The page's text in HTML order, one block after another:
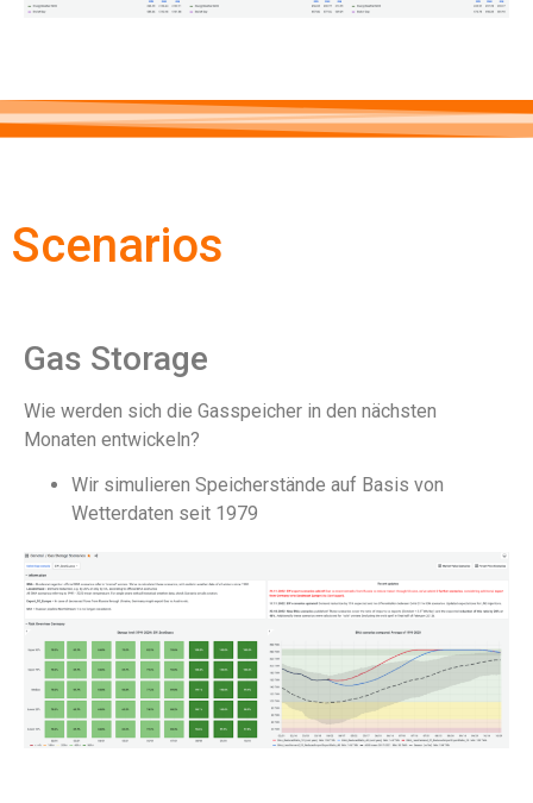
Scenarios
Gas Storage
Wie werden sich die Gasspeicher in den nächsten
Monaten entwickeln?
Wir simulieren Speicherstände auf Basis von
Wetterdaten seit 1979